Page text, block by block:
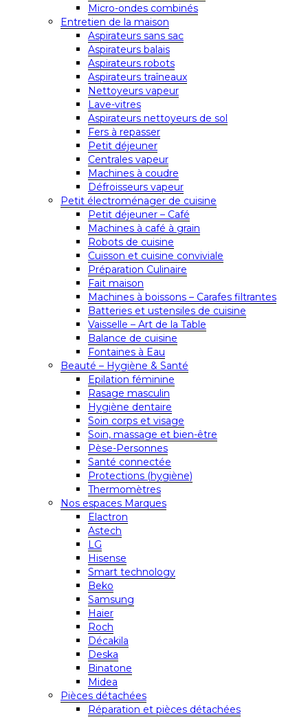
Micro-ondes combinés
Entretien de la maison
Aspirateurs sans sac
Aspirateurs balais
Aspirateurs robots
Aspirateurs traîneaux
Nettoyeurs vapeur
Lave-vitres
Aspirateurs nettoyeurs de sol
Fers à repasser
Petit déjeuner
Centrales vapeur
Machines à coudre
Défroisseurs vapeur
Petit électroménager de cuisine
Petit déjeuner – Café
Machines à café à grain
Robots de cuisine
Cuisson et cuisine conviviale
Préparation Culinaire
Fait maison
Machines à boissons – Carafes filtrantes
Batteries et ustensiles de cuisine
Vaisselle – Art de la Table
Balance de cuisine
Fontaines à Eau
Beauté – Hygiène & Santé
Epilation féminine
Rasage masculin
Hygiène dentaire
Soin corps et visage
Soin, massage et bien-être
Pèse-Personnes
Santé connectée
Protections (hygiène)
Thermomètres
Nos espaces Marques
Elactron
Astech
LG
Hisense
Smart technology
Beko
Samsung
Haier
Roch
Décakila
Deska
Binatone
Midea
Pièces détachées
Réparation et pièces détachées